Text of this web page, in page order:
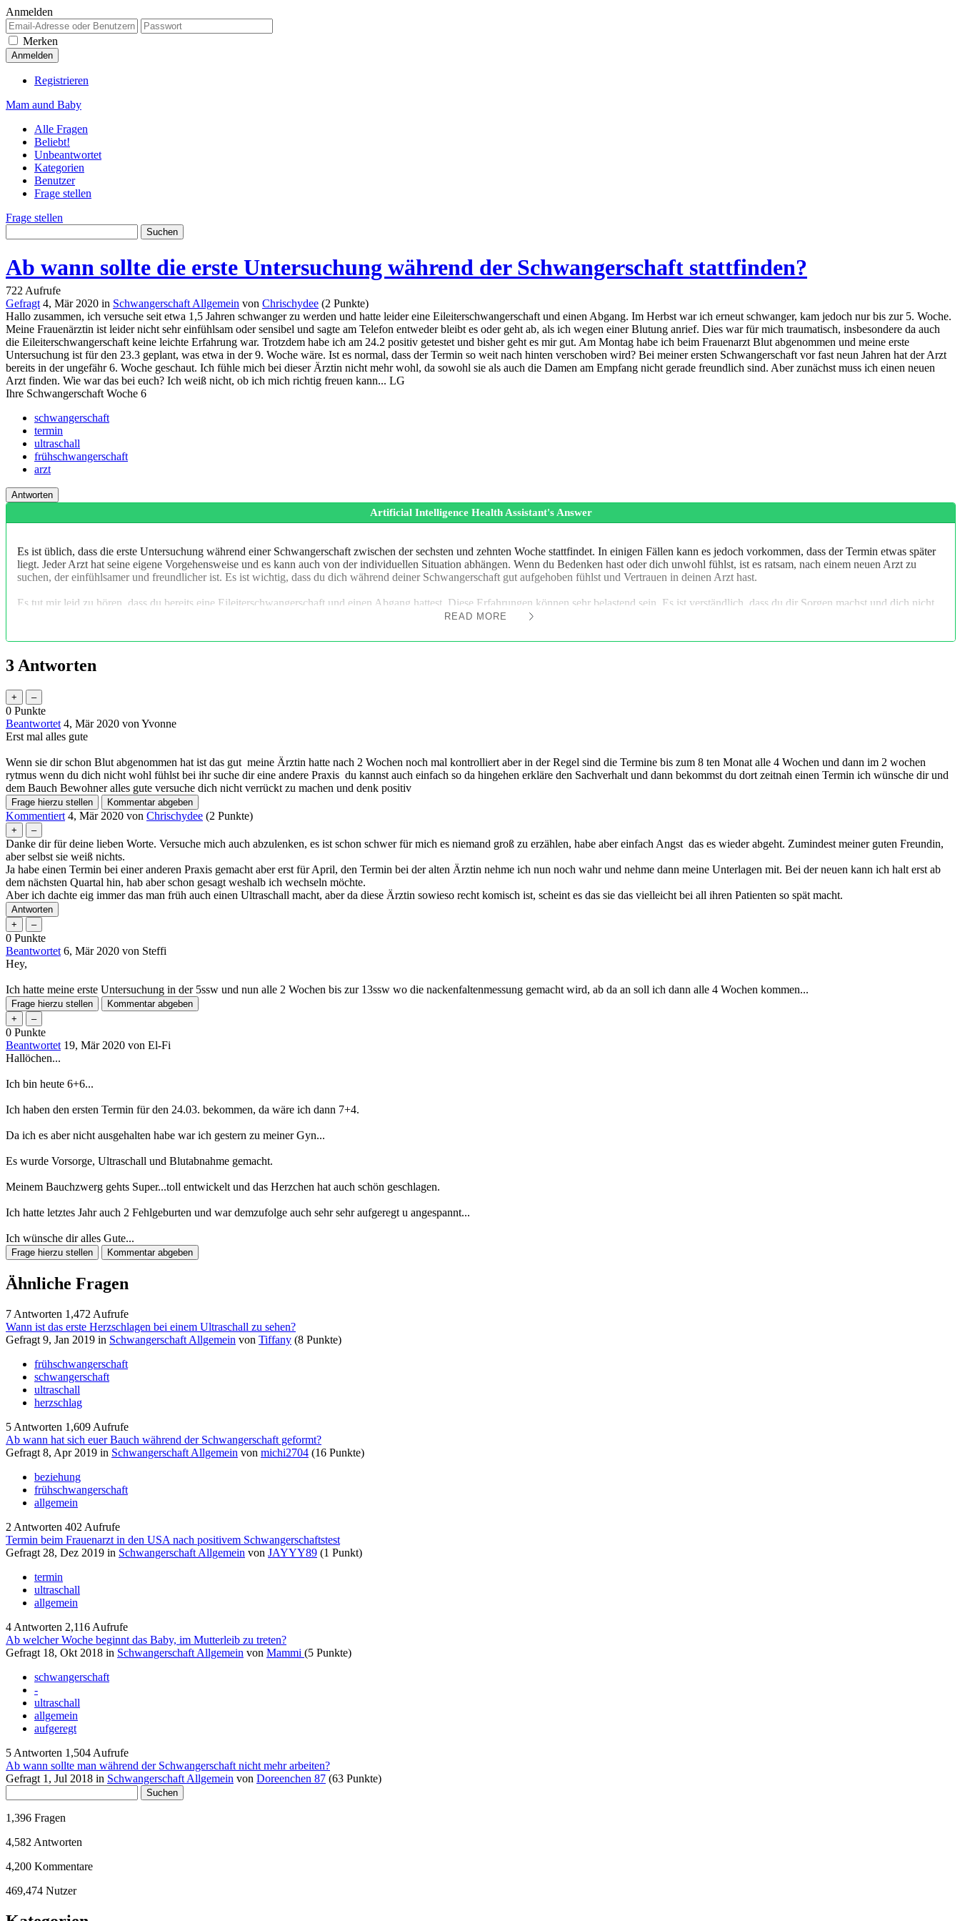
Anmelden
Merken
Registrieren
Mam aund Baby
Alle Fragen
Beliebt!
Unbeantwortet
Kategorien
Benutzer
Frage stellen
Frage stellen
Ab wann sollte die erste Untersuchung während der Schwangerschaft stattfinden?
722Aufrufe
Gefragt 4, Mär 2020 in Schwangerschaft Allgemein von Chrischydee (2 Punkte)
Hallo zusammen, ich versuche seit etwa 1,5 Jahren schwanger zu werden und hatte leider eine Eileiterschwangerschaft und einen Abgang. Im Herbst war ich erneut schwanger, kam jedoch nur bis zur 5. Woche.
Meine Frauenärztin ist leider nicht sehr einfühlsam oder sensibel und sagte am Telefon entweder bleibt es oder geht ab, als ich wegen einer Blutung anrief. Dies war für mich traumatisch, insbesondere da auch
die Eileiterschwangerschaft keine leichte Erfahrung war. Trotzdem habe ich am 24.2 positiv getestet und bisher geht es mir gut. Am Montag habe ich beim Frauenarzt Blut abgenommen und meine erste
Untersuchung ist für den 23.3 geplant, was etwa in der 9. Woche wäre. Ist es normal, dass der Termin so weit nach hinten verschoben wird? Bei meiner ersten Schwangerschaft vor fast neun Jahren hat der Arzt
bereits in der ungefähr 6. Woche geschaut. Ich fühle mich bei dieser Ärztin nicht mehr wohl, da sowohl sie als auch die Damen am Empfang nicht gerade freundlich sind. Aber zunächst muss ich einen neuen
Arzt finden. Wie war das bei euch? Ich weiß nicht, ob ich mich richtig freuen kann... LG
Ihre Schwangerschaft Woche 6
schwangerschaft
termin
ultraschall
frühschwangerschaft
arzt
Artificial Intelligence Health Assistant's Answer
Es ist üblich, dass die erste Untersuchung während einer Schwangerschaft zwischen der sechsten und zehnten Woche stattfindet. In einigen Fällen kann es jedoch vorkommen, dass der Termin etwas später
liegt. Jeder Arzt hat seine eigene Vorgehensweise und es kann auch von der individuellen Situation abhängen. Wenn du Bedenken hast oder dich unwohl fühlst, ist es ratsam, nach einem neuen Arzt zu
suchen, der einfühlsamer und freundlicher ist. Es ist wichtig, dass du dich während deiner Schwangerschaft gut aufgehoben fühlst und Vertrauen in deinen Arzt hast.
Es tut mir leid zu hören, dass du bereits eine Eileiterschwangerschaft und einen Abgang hattest. Diese Erfahrungen können sehr belastend sein. Es ist verständlich, dass du dir Sorgen machst und dich nicht
richtig freuen kannst. Versuche jedoch positiv zu bleiben und dich auf die kommende Untersuchung zu konzentrieren. Dein neuer Arzt wird sicherstellen, dass alles gut läuft und deine Fragen beantworten.
In der Zwischenzeit kannst du selbst einiges tun, um deine Gesundheit während der Schwangerschaft zu unterstützen. Achte auf eine ausgewogene Ernährung, genügend Bewegung und ausreichend
Alles Gute für deine Schwangerschaft!
READ MORE
3Antworten
0 Punkte
Beantwortet 4, Mär 2020 von Yvonne
Erst mal alles gute
Wenn sie dir schon Blut abgenommen hat ist das gut meine Ärztin hatte nach 2 Wochen noch mal kontrolliert aber in der Regel sind die Termine bis zum 8 ten Monat alle 4 Wochen und dann im 2 wochen
rytmus wenn du dich nicht wohl fühlst bei ihr suche dir eine andere Praxis du kannst auch einfach so da hingehen erkläre den Sachverhalt und dann bekommst du dort zeitnah einen Termin ich wünsche dir und
dem Bauch Bewohner alles gute versuche dich nicht verrückt zu machen und denk positiv
Kommentiert 4, Mär 2020 von Chrischydee (2 Punkte)
Danke dir für deine lieben Worte. Versuche mich auch abzulenken, es ist schon schwer für mich es niemand groß zu erzählen, habe aber einfach Angst das es wieder abgeht. Zumindest meiner guten Freundin,
aber selbst sie weiß nichts.
Ja habe einen Termin bei einer anderen Praxis gemacht aber erst für April, den Termin bei der alten Ärztin nehme ich nun noch wahr und nehme dann meine Unterlagen mit. Bei der neuen kann ich halt erst ab
dem nächsten Quartal hin, hab aber schon gesagt weshalb ich wechseln möchte.
Aber ich dachte eig immer das man früh auch einen Ultraschall macht, aber da diese Ärztin sowieso recht komisch ist, scheint es das sie das vielleicht bei all ihren Patienten so spät macht.
0 Punkte
Beantwortet 6, Mär 2020 von Steffi
Hey,
Ich hatte meine erste Untersuchung in der 5ssw und nun alle 2 Wochen bis zur 13ssw wo die nackenfaltenmessung gemacht wird, ab da an soll ich dann alle 4 Wochen kommen...
0 Punkte
Beantwortet 19, Mär 2020 von El-Fi
Hallöchen...
Ich bin heute 6+6...
Ich haben den ersten Termin für den 24.03. bekommen, da wäre ich dann 7+4.
Da ich es aber nicht ausgehalten habe war ich gestern zu meiner Gyn...
Es wurde Vorsorge, Ultraschall und Blutabnahme gemacht.
Meinem Bauchzwerg gehts Super...toll entwickelt und das Herzchen hat auch schön geschlagen.
Ich hatte letztes Jahr auch 2 Fehlgeburten und war demzufolge auch sehr sehr aufgeregt u angespannt...
Ich wünsche dir alles Gute...
Ähnliche Fragen
7 Antworten 1,472 Aufrufe
Wann ist das erste Herzschlagen bei einem Ultraschall zu sehen?
Gefragt 9, Jan 2019 in Schwangerschaft Allgemein von Tiffany (8 Punkte)
frühschwangerschaft
schwangerschaft
ultraschall
herzschlag
5 Antworten 1,609 Aufrufe
Ab wann hat sich euer Bauch während der Schwangerschaft geformt?
Gefragt 8, Apr 2019 in Schwangerschaft Allgemein von michi2704 (16 Punkte)
beziehung
frühschwangerschaft
allgemein
2 Antworten 402 Aufrufe
Termin beim Frauenarzt in den USA nach positivem Schwangerschaftstest
Gefragt 28, Dez 2019 in Schwangerschaft Allgemein von JAYYY89 (1 Punkt)
termin
ultraschall
allgemein
4 Antworten 2,116 Aufrufe
Ab welcher Woche beginnt das Baby, im Mutterleib zu treten?
Gefragt 18, Okt 2018 in Schwangerschaft Allgemein von Mammi (5 Punkte)
schwangerschaft
-
ultraschall
allgemein
aufgeregt
5 Antworten 1,504 Aufrufe
Ab wann sollte man während der Schwangerschaft nicht mehr arbeiten?
Gefragt 1, Jul 2018 in Schwangerschaft Allgemein von Doreenchen 87 (63 Punkte)
1,396 Fragen
4,582 Antworten
4,200 Kommentare
469,474 Nutzer